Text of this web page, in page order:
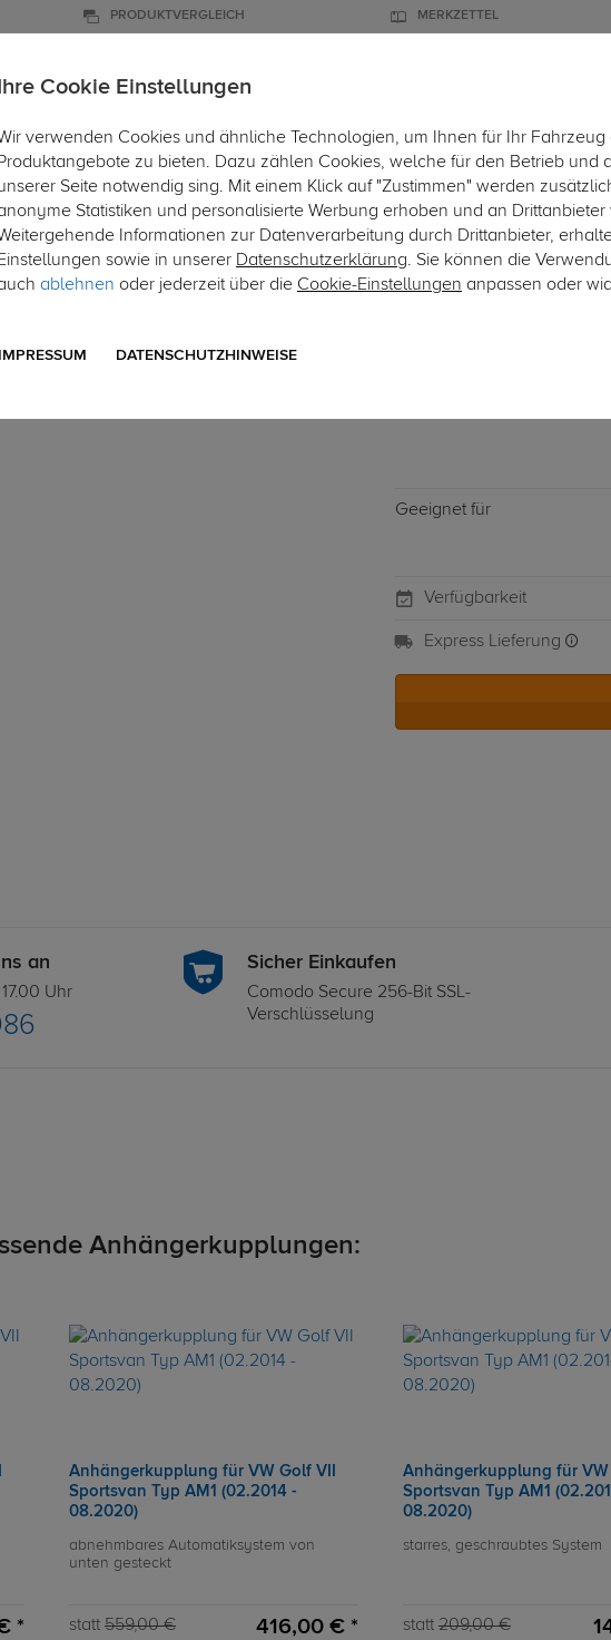
PRODUKTVERGLEICH MERKZETTEL
DACHTRÄGER DACHBOXEN FAHRRADTRÄGER ZUBEHÖR
Art.-Nr. 7AU142-44
ECS Electronics
7-poliger
Geeignet für
Verfügbarkeit
Express Lieferung
an
Uhr
Sicher Einkaufen
Comodo Secure 256-Bit SSL-
Verschlüsselung
Anhängerkupplungen:
*
Anhängerkupplung für VW Golf VII
Sportsvan Typ AM1 (02.2014 -
08.2020)
abnehmbares Automatiksystem von
unten gesteckt
statt 559,00 € 416,00 € *
Anhängerkupplung für VW
Sportsvan Typ AM1
08.2020)
starres, geschraubtes System
statt 209,00 €
Ihre Cookie Einstellungen
verwenden Cookies und ähnliche Technologien, um Ihnen für Ihr Fahrzeug
Produktangebote zu bieten. Dazu zählen Cookies, welche für den Betrieb und
Seite notwendig sing. Mit einem Klick auf "Zustimmen" werden
Statistiken und personalisierte Werbung erhoben und an
Informationen zur Datenverarbeitung durch Drittanbieter,
Einstellungen sowie in unserer Datenschutzerklärung. Sie können die
ablehnen oder jederzeit über die Cookie-Einstellungen anpassen oder
IMPRESSUM DATENSCHUTZHINWEISE